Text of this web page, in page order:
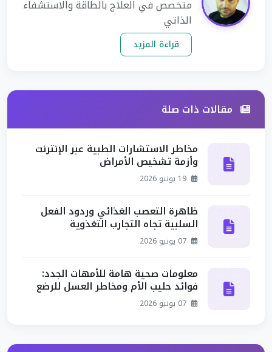
متخصص في العلاج بالطاقة والاستشفاء
الذاتي
قراءة المزيد
مقالات ذات صلة
مخاطر الاستشارات الطبية عبر الإنترنت
وأزمة تشخيص الأمراض
ظاهرة التعصب الغذائي وردود الفعل
السلبية تجاه التجارب التغذوية
معلومات صحية هامة للأمهات الجدد:
فوائد حليب الأم ومخاطر العسل للرضع